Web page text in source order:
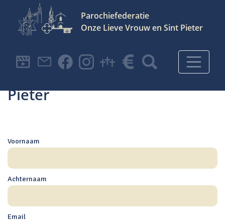
Hoofdnavigatie
Parochiefederatie
Onze Lieve Vrouw en Sint Pieter
Inschrijven voor de
nieuwsbrief van OLV Sint
Pieter
Voornaam
Achternaam
Email